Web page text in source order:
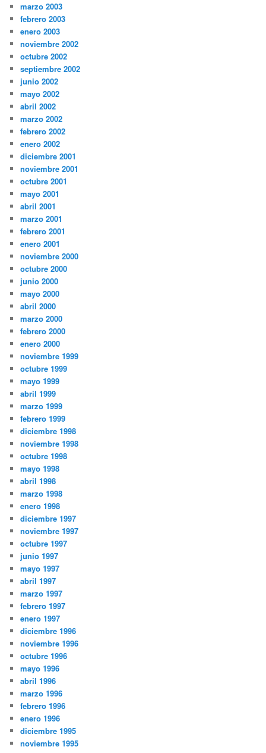
marzo 2003
febrero 2003
enero 2003
noviembre 2002
octubre 2002
septiembre 2002
junio 2002
mayo 2002
abril 2002
marzo 2002
febrero 2002
enero 2002
diciembre 2001
noviembre 2001
octubre 2001
mayo 2001
abril 2001
marzo 2001
febrero 2001
enero 2001
noviembre 2000
octubre 2000
junio 2000
mayo 2000
abril 2000
marzo 2000
febrero 2000
enero 2000
noviembre 1999
octubre 1999
mayo 1999
abril 1999
marzo 1999
febrero 1999
diciembre 1998
noviembre 1998
octubre 1998
mayo 1998
abril 1998
marzo 1998
enero 1998
diciembre 1997
noviembre 1997
octubre 1997
junio 1997
mayo 1997
abril 1997
marzo 1997
febrero 1997
enero 1997
diciembre 1996
noviembre 1996
octubre 1996
mayo 1996
abril 1996
marzo 1996
febrero 1996
enero 1996
diciembre 1995
noviembre 1995